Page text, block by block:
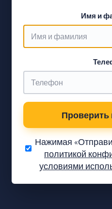
Имя и
Проверить
Нажимая
политикой
условиями
Положена ли